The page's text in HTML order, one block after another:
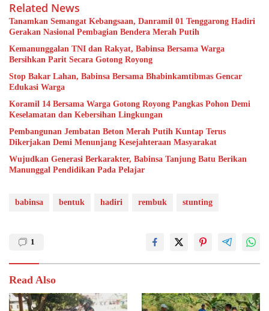
Related News
Tanamkan Semangat Kebangsaan, Danramil 01 Tenggarong Hadiri
Gerakan Nasional Pembagian Bendera Merah Putih
Kemanunggalan TNI dan Rakyat, Babinsa Bersama Warga
Bersihkan Parit Secara Gotong Royong
Stop Bakar Lahan, Babinsa Bersama Bhabinkamtibmas Gencar
Edukasi Warga
Koramil 14 Bersama Warga Gotong Royong Pangkas Pohon Demi
Keselamatan dan Kebersihan Lingkungan
Pembangunan Jembatan Beton Merah Putih Kuntap Terus
Dikerjakan Demi Menunjang Kesejahteraan Masyarakat
Wujudkan Generasi Berkarakter, Babinsa Tanjung Batu Berikan
Manunggal Pendidikan Pada Pelajar
babinsa bentuk hadiri rembuk stunting
1
Read Also